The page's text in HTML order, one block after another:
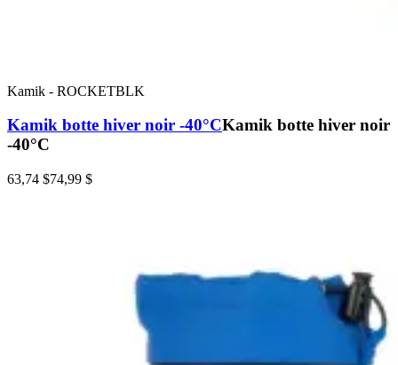
Kamik - ROCKETBLK
Kamik botte hiver noir -40°CKamik botte hiver noir
-40°C
63,74 $74,99 $